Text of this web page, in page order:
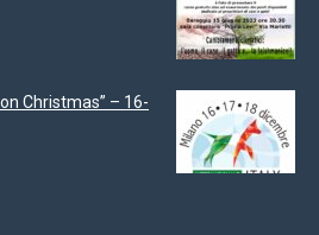
Christmas” – 16-